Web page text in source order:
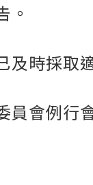
。
及時採取
員會例行